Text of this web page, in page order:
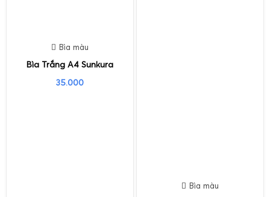
Bìa màu
Bìa Trắng A4 Sunkura
35.000
Bìa màu